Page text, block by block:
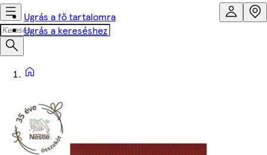
Ugrás a fő tartalomra
Ugrás a kereséshez